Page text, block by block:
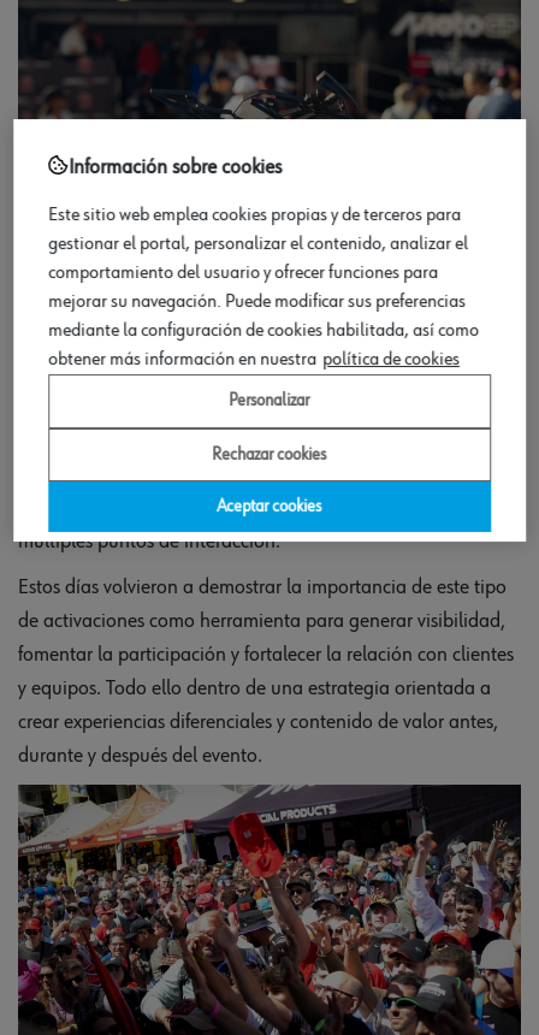
Mucho más que un evento:
experiencias compartidas
gran afluencia, con un flujo constante de visitantes y
múltiples puntos de interacción.
Estos días volvieron a demostrar la importancia de este tipo
de activaciones como herramienta para generar visibilidad,
fomentar la participación y fortalecer la relación con clientes
y equipos. Todo ello dentro de una estrategia orientada a
crear experiencias diferenciales y contenido de valor antes,
durante y después del evento.
Información sobre cookies
Este sitio web emplea cookies propias y de terceros para
gestionar el portal, personalizar el contenido, analizar el
comportamiento del usuario y ofrecer funciones para
mejorar su navegación. Puede modificar sus preferencias
mediante la configuración de cookies habilitada, así como
obtener más información en nuestra política de cookies
Personalizar
Rechazar cookies
Aceptar cookies